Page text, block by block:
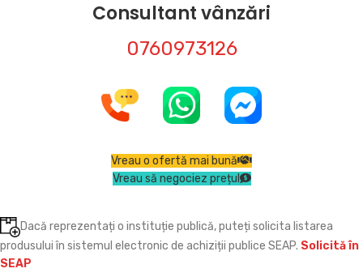
Consultant vânzări
0760973126
Vreau o ofertă mai bună
Vreau să negociez prețul
Dacă reprezentați o instituție publică, puteți solicita listarea
produsului în sistemul electronic de achiziții publice SEAP. Solicită în
SEAP